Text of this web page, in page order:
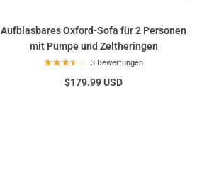
Aufblasbares Oxford-Sofa für 2 Personen
mit Pumpe und Zeltheringen
3 Bewertungen
$179.99 USD